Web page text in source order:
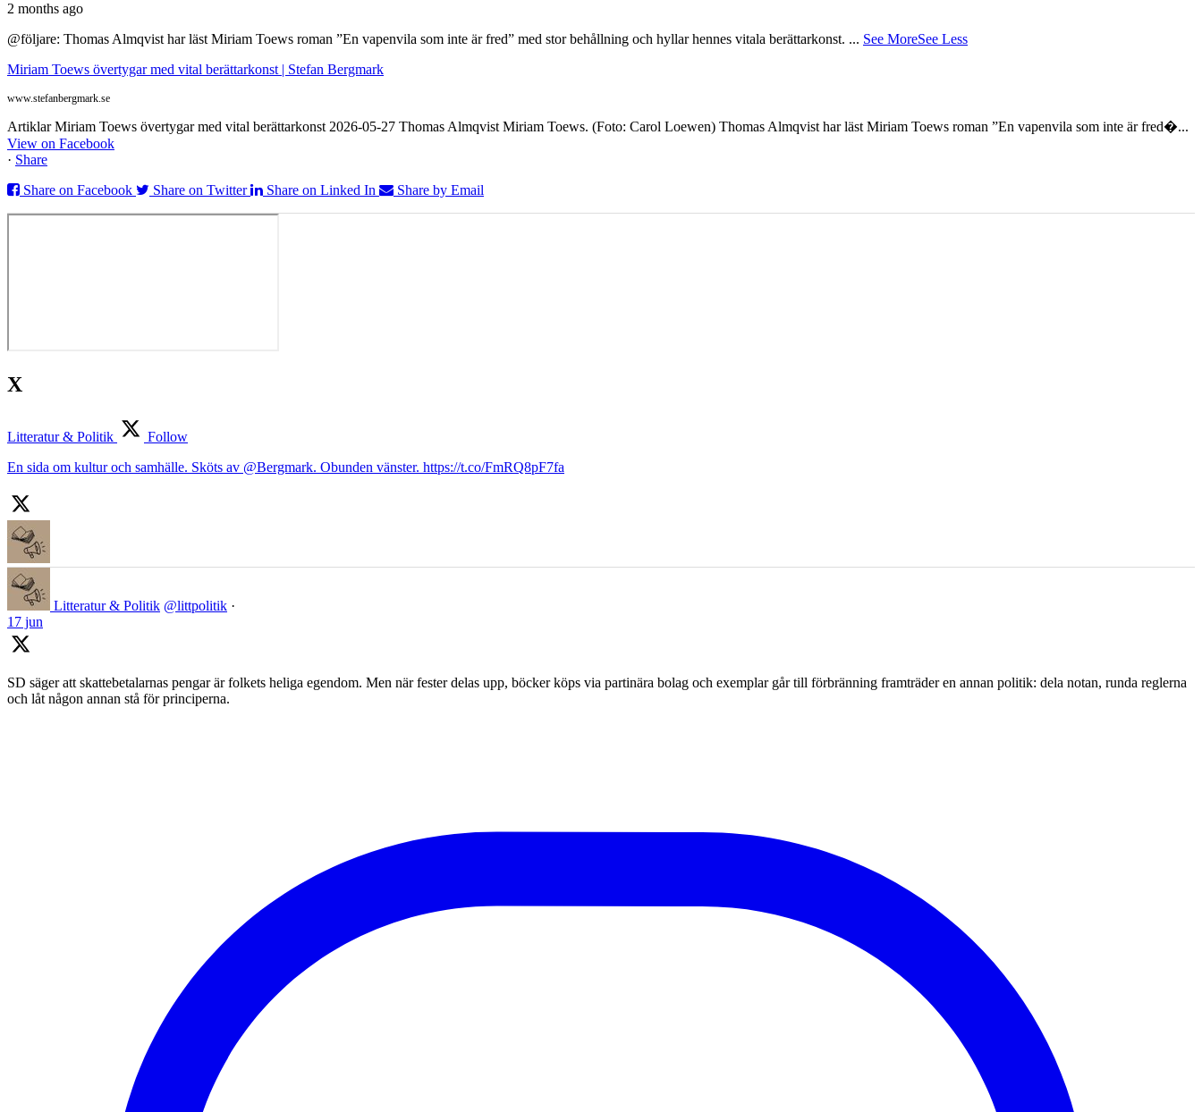
2 months ago
@följare: Thomas Almqvist har läst Miriam Toews roman ”En vapenvila som inte är fred” med stor behållning och hyllar hennes vitala berättarkonst. ... See MoreSee Less
Miriam Toews övertygar med vital berättarkonst | Stefan Bergmark
www.stefanbergmark.se
Artiklar Miriam Toews övertygar med vital berättarkonst 2026-05-27 Thomas Almqvist Miriam Toews. (Foto: Carol Loewen) Thomas Almqvist har läst Miriam Toews roman ”En vapenvila som inte är fred�...
View on Facebook
· Share
Share on Facebook
Share on Twitter Share on Linked In Share by Email
X
Litteratur & Politik
Follow
En sida om kultur och samhälle. Sköts av @Bergmark. Obunden vänster. https://t.co/FmRQ8pF7fa
Litteratur & Politik @littpolitik ·
17 jun
SD säger att skattebetalarnas pengar är folkets heliga egendom. Men när fester delas upp, böcker köps via partinära bolag och exemplar går till förbränning framträder en annan politik: dela notan, runda reglerna
och låt någon annan stå för principerna.